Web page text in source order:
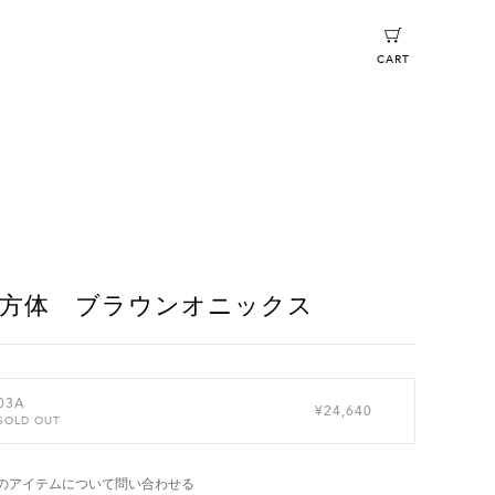
CART
体 ブラウンオニックス
OUT
¥24,640
アイテムについて問い合わせる